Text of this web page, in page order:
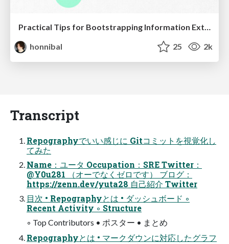
honnibal
25 2k
Transcript
Repographyでいい感じに Gitコミットを視覚化し
てみた
Name：ユータ Occupation：SRE Twitter：
@Y0u281 （オーでなくゼロです） ブログ：
https://zenn.dev/yuta28 自己紹介 Twitter
目次 • Repographyとは • ダッシュボード ◦
Recent Activity ◦ Structure
◦ Top Contributors • ポスター • まとめ
Repographyとは • マークダウンに対応したグラフ